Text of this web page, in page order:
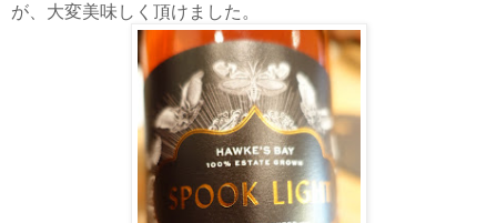
が、大変美味しく頂けました。